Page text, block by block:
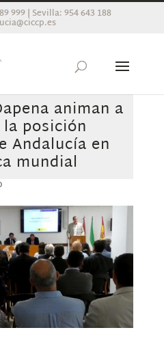
999 | Sevilla: 954 643 188
animan a
posición
Andalucía en
mundial